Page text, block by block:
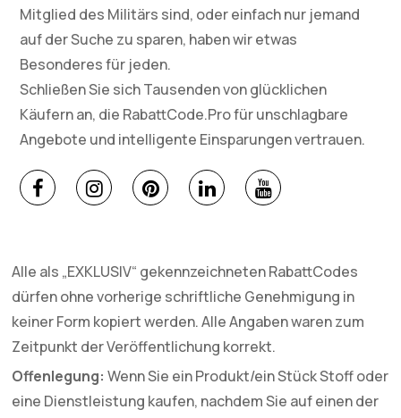
Mitglied des Militärs sind, oder einfach nur jemand
auf der Suche zu sparen, haben wir etwas
Besonderes für jeden.
Schließen Sie sich Tausenden von glücklichen
Käufern an, die RabattCode.Pro für unschlagbare
Angebote und intelligente Einsparungen vertrauen.
Alle als „EXKLUSIV“ gekennzeichneten RabattCodes
dürfen ohne vorherige schriftliche Genehmigung in
keiner Form kopiert werden. Alle Angaben waren zum
Zeitpunkt der Veröffentlichung korrekt.
Offenlegung: Wenn Sie ein Produkt/ein Stück Stoff oder
eine Dienstleistung kaufen, nachdem Sie auf einen der